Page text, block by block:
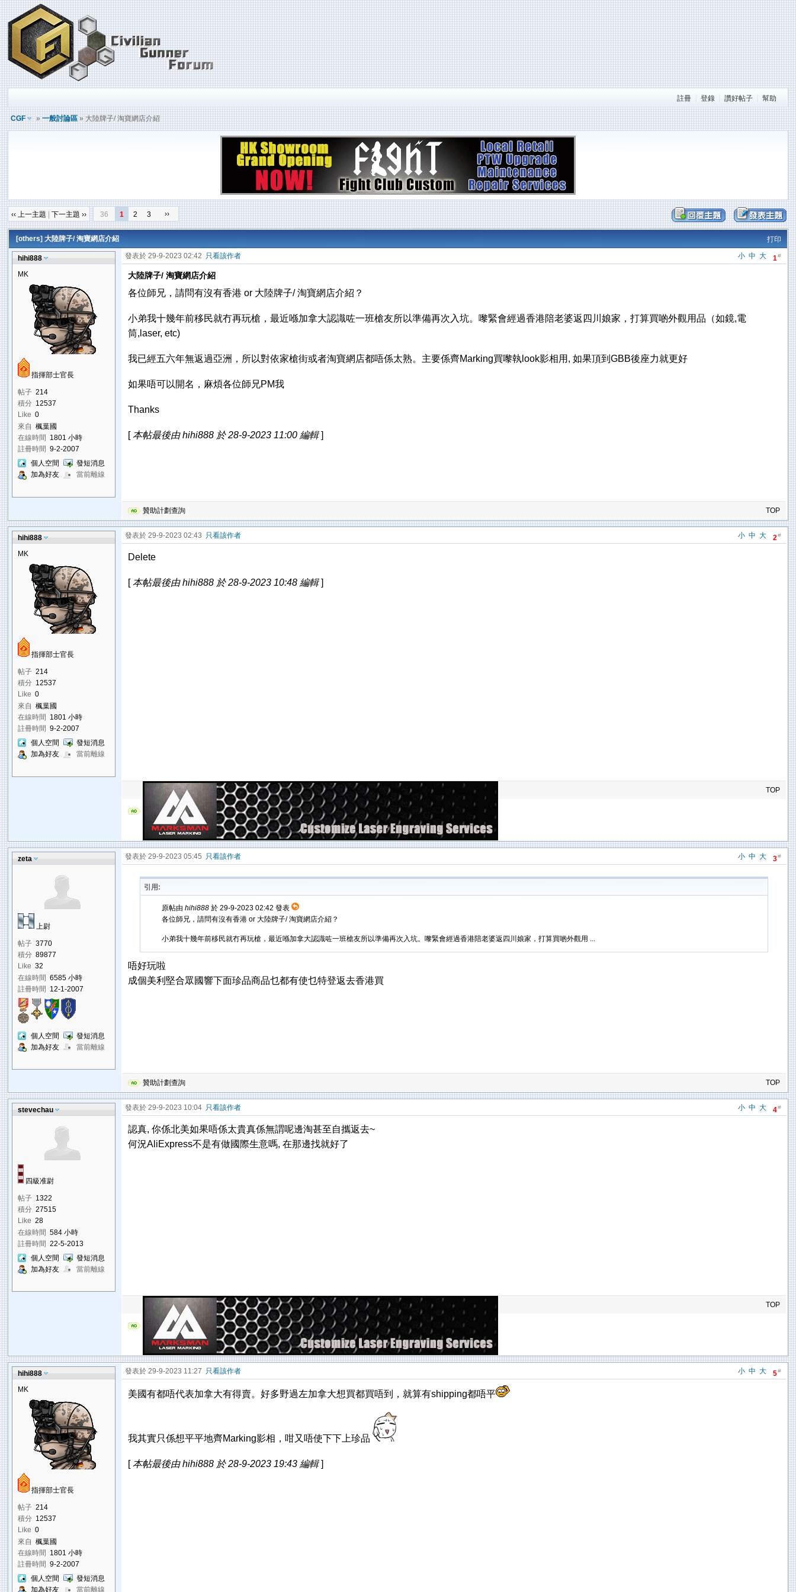
註冊 登錄 讚好帖子 幫助
CGF »一般討論區» 大陸牌子/ 淘寶網店介紹
‹‹ 上一主題 |下一主題 ›› 36 1 2 3 ››
打印
[others] 大陸牌子/ 淘寶網店介紹
hihi888
MK
指揮部士官長
帖子 214
積分 12537
Like 0
來自
楓葉國
在線時間 1801 小時
註冊時間
9-2-2007
個人空間
發短消息
加為好友
當前離線
1#
大
中
小
發表於 29-9-2023 02:42 只看該作者
大陸牌子/ 淘寶網店介紹
各位師兄，請問有沒有香港 or 大陸牌子/ 淘寶網店介紹？
小弟我十幾年前移民就冇再玩槍，最近喺加拿大認識咗一班槍友所以準備再次入坑。嚟緊會經過香港陪老婆返四川娘家，打算買啲外觀用品（如鏡,電
筒,laser, etc)
我已經五六年無返過亞洲，所以對依家槍街或者淘寶網店都唔係太熟。主要係齊Marking買嚟執look影相用, 如果頂到GBB後座力就更好
如果唔可以開名，麻煩各位師兄PM我
Thanks
[本帖最後由 hihi888 於 28-9-2023 11:00 編輯]
TOP
贊助計劃查詢
hihi888
MK
指揮部士官長
帖子 214
積分 12537
Like 0
來自
楓葉國
在線時間 1801 小時
註冊時間
9-2-2007
個人空間
發短消息
加為好友
當前離線
2#
大
中
小
發表於 29-9-2023 02:43 只看該作者
Delete
[本帖最後由 hihi888 於 28-9-2023 10:48 編輯]
TOP
zeta
上尉
帖子 3770
積分 89877
Like 32
在線時間 6585 小時
註冊時間 12-1-2007
個人空間
發短消息
加為好友
當前離線
3#
大
中
小
發表於 29-9-2023 05:45 只看該作者
引用:
原帖由hihi888 於 29-9-2023 02:42 發表
各位師兄，請問有沒有香港 or 大陸牌子/ 淘寶網店介紹？
小弟我十幾年前移民就冇再玩槍，最近喺加拿大認識咗一班槍友所以準備再次入坑。嚟緊會經過香港陪老婆返四川娘家，打算買啲外觀用 ...
唔好玩啦
成個美利堅合眾國響下面珍品商品乜都有使乜特登返去香港買
TOP
贊助計劃查詢
stevechau
四級准尉
帖子 1322
積分 27515
Like 28
在線時間 584 小時
註冊時間 22-5-2013
個人空間
發短消息
加為好友
當前離線
4#
大
中
小
發表於 29-9-2023 10:04 只看該作者
認真, 你係北美如果唔係太貴真係無謂呢邊淘甚至自攜返去~
何況AliExpress不是有做國際生意嗎, 在那邊找就好了
TOP
hihi888
MK
指揮部士官長
帖子 214
積分 12537
Like 0
來自
楓葉國
在線時間 1801 小時
註冊時間
9-2-2007
個人空間
發短消息
加為好友
當前離線
5#
大
中
小
發表於 29-9-2023 11:27 只看該作者
美國有都唔代表加拿大有得賣。好多野過左加拿大想買都買唔到，就算有shipping都唔平
我其實只係想平平地齊Marking影相，咁又唔使下下上珍品
[本帖最後由 hihi888 於 28-9-2023 19:43 編輯]